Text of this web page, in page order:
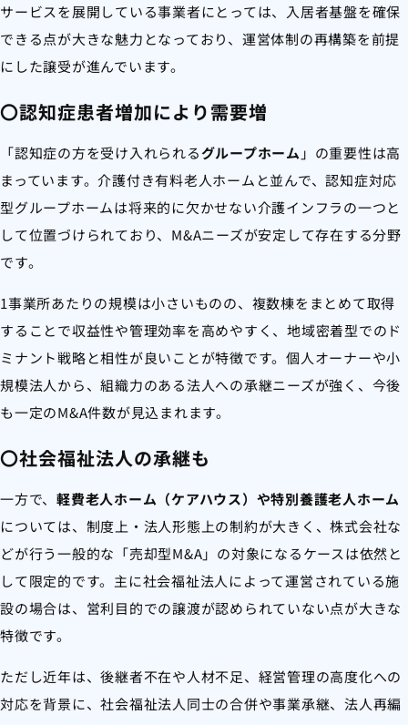
サービスを展開している事業者にとっては、入居者基盤を確保
できる点が大きな魅力となっており、運営体制の再構築を前提
にした譲受が進んでいます。
〇認知症患者増加により需要増
「認知症の方を受け入れられるグループホーム 」の重要性は高
まっています。介護付き有料老人ホームと並んで、認知症対応
型グループホームは将来的に欠かせない介護インフラの一つと
して位置づけられており、M&Aニーズが安定して存在する分野
です。
1事業所あたりの規模は小さいものの、複数棟をまとめて取得
することで収益性や管理効率を高めやすく、地域密着型でのド
ミナント戦略と相性が良いことが特徴です。個人オーナーや小
規模法人から、組織力のある法人への承継ニーズが強く、今後
も一定のM&A件数が見込まれます。
〇社会福祉法人の承継も
一方で、 軽費老人ホーム（ケアハウス）や特別養護老人ホーム
については、制度上・法人形態上の制約が大きく、株式会社な
どが行う一般的な「売却型M&A」の対象になるケースは依然と
して限定的です。主に社会福祉法人によって運営されている施
設の場合は、営利目的での譲渡が認められていない点が大きな
特徴です。
ただし近年は、後継者不在や人材不足、経営管理の高度化への
対応を背景に、社会福祉法人同士の合併や事業承継、法人再編